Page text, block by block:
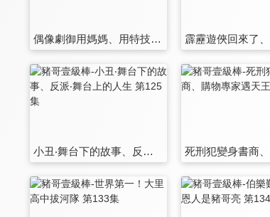
偶像劇御用媽媽、用特技耍出人生 第119集
小丑‧舞台下的故事、反派‧舞台上的人生 第125集